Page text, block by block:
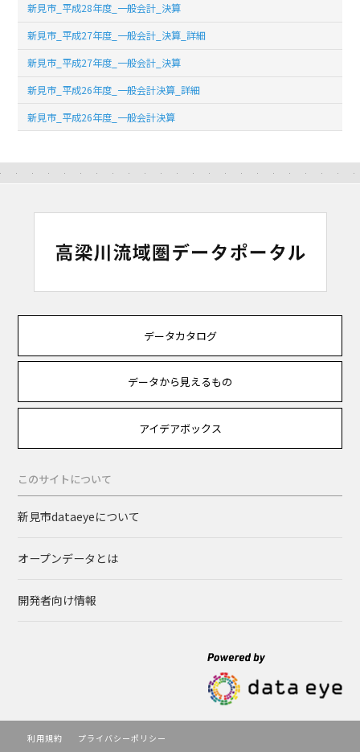
新見市_平成28年度_一般会計_決算
新見市_平成27年度_一般会計_決算_詳細
新見市_平成27年度_一般会計_決算
新見市_平成26年度_一般会計決算_詳細
新見市_平成26年度_一般会計決算
データカタログ
データから見えるもの
アイデアボックス
このサイトについて
新見市dataeyeについて
オープンデータとは
開発者向け情報
利用規約
プライバシーポリシー